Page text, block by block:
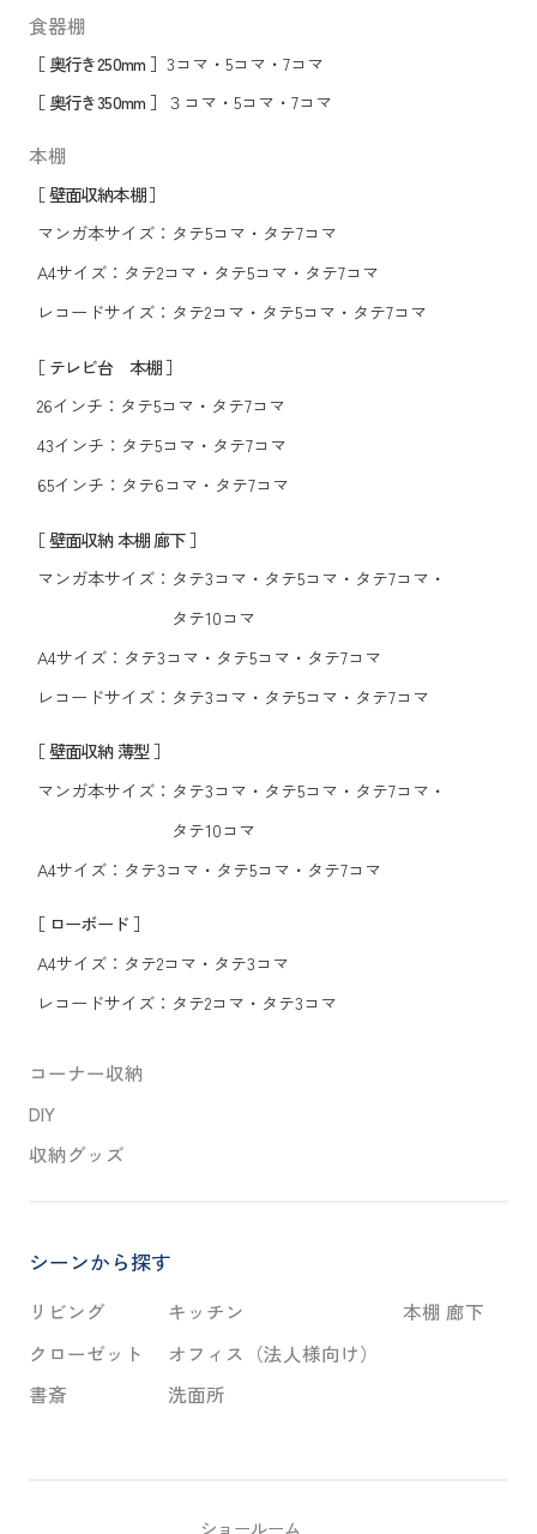
食器棚
［ 奥行き250mm ］ 3コマ ・ 5コマ ・ 7コマ
［ 奥行き350mm ］ ３コマ ・ 5コマ ・ 7コマ
コーナー収納
DIY
収納グッズ
本棚
［ 壁面収納本棚 ］
マンガ本サイズ： タテ5コマ ・ タテ7コマ
A4サイズ： タテ2コマ ・ タテ5コマ ・ タテ7コマ
レコードサイズ： タテ2コマ ・ タテ5コマ ・ タテ7コマ
［ テレビ台 本棚 ］
26インチ： タテ5コマ ・ タテ7コマ
43インチ： タテ5コマ ・ タテ7コマ
65インチ： タテ6コマ ・ タテ7コマ
［ 壁面収納 本棚 廊下 ］
マンガ本サイズ： タテ3コマ ・ タテ5コマ ・ タテ7コマ ・
タテ10コマ
A4サイズ： タテ3コマ ・ タテ5コマ ・ タテ7コマ
レコードサイズ： タテ3コマ ・ タテ5コマ ・ タテ7コマ
［ 壁面収納 薄型 ］
マンガ本サイズ： タテ3コマ ・ タテ5コマ ・ タテ7コマ ・
タテ10コマ
A4サイズ： タテ3コマ ・ タテ5コマ ・ タテ7コマ
［ ローボード ］
A4サイズ： タテ2コマ ・ タテ3コマ
レコードサイズ： タテ2コマ ・ タテ3コマ
シーンから探す
リビング
クローゼット
書斎
キッチン
オフィス（法人様向け）
洗面所
本棚 廊下
ショールーム